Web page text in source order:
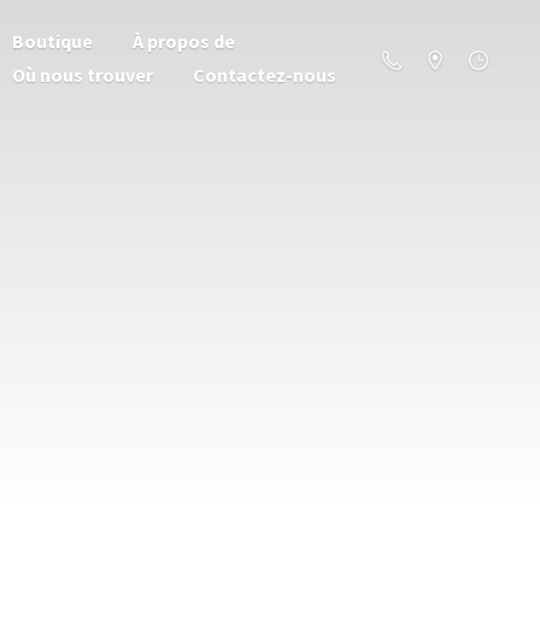
Boutique
À propos de
Où nous trouver
Contactez-nous